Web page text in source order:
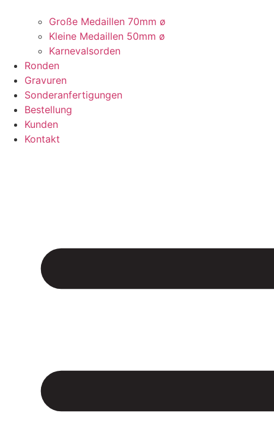
Große Medaillen 70mm ø
Kleine Medaillen 50mm ø
Karnevalsorden
Ronden
Gravuren
Sonderanfertigungen
Bestellung
Kunden
Kontakt